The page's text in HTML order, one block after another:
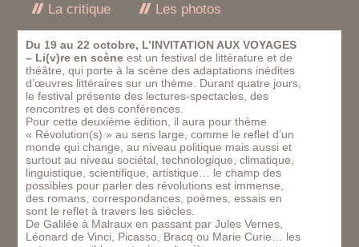
La critique
Les photos
Du 19 au 22 octobre, L’INVITATION AUX VOYAGES
– Li(v)re en scène est un festival de littérature et de
théâtre, qui porte à la scène des adaptations inédites
d’œuvres littéraires sur un thème. Durant quatre jours,
le festival présente des lectures-spectacles, des
rencontres et des conférences.
Pour cette deuxième édition, il aura pour thème
« Révolution(s) » au sens large, comme le reflet d’un
monde qui change, au niveau politique mais aussi et
surtout au niveau sociétal, technologique, climatique,
linguistique, scientifique, artistique… le champ des
possibles pour parler des révolutions est immense,
des romans, correspondances, poèmes, essais en
sont le reflet à travers les siècles.
De Galilée à Malraux en passant par Jules Vernes,
Léonard de Vinci, Picasso, Bracq ou Marie Curie… les